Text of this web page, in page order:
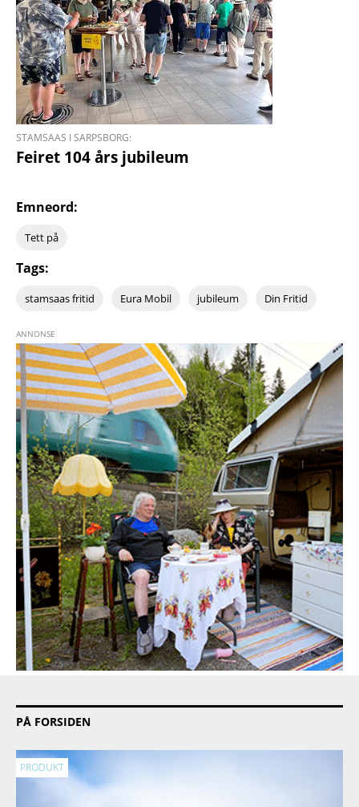
STAMSAAS I SARPSBORG:
Feiret 104 års jubileum
Emneord:
Tett på
Tags:
stamsaas fritid Eura Mobil jubileum Din Fritid
PÅ FORSIDEN
PRODUKT